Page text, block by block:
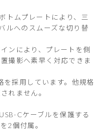
トムプレートにより、三
ルへのスムーズな切り替
ンにより、プレートを側
撮影へ素早く対応できま
採用しています。他規格
れません。
Cケーブルを保護する
2個付属。